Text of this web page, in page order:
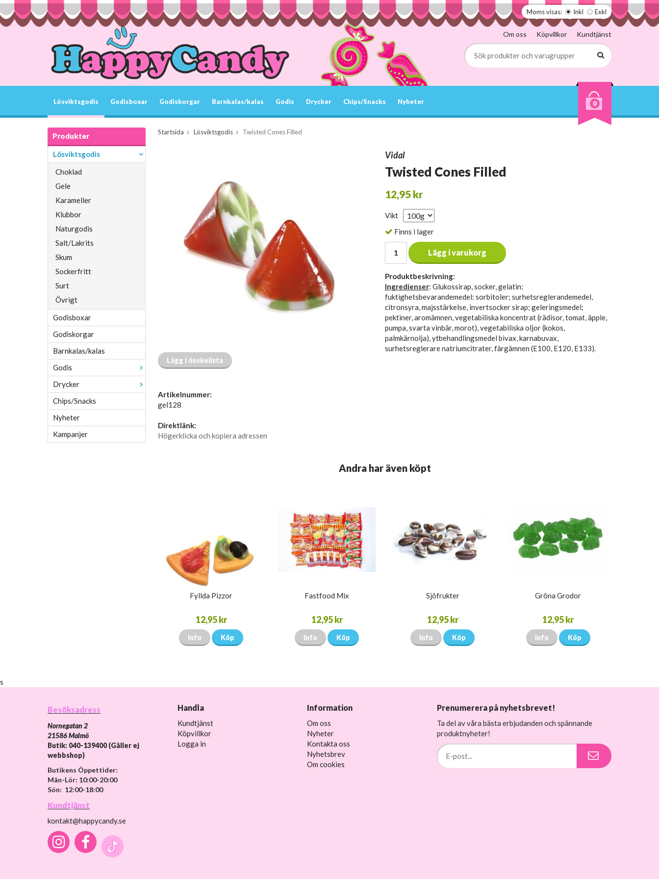
Moms visas: Inkl Exkl
Om oss Köpvillkor Kundtjänst
Lösviktsgodis Godisboxar Godiskorgar Barnkalas/kalas Godis Drycker Chips/Snacks Nyheter 0
Produkter
Lösviktsgodis
Choklad
Gele
Karameller
Klubbor
Naturgodis
Salt/Lakrits
Skum
Sockerfritt
Surt
Övrigt
Godisboxar
Godiskorgar
Barnkalas/kalas
Godis
Drycker
Chips/Snacks
Nyheter
Kampanjer
Startsida Lösviktsgodis Twisted Cones Filled
Vidal
Twisted Cones Filled
12,95 kr
Vikt
Finns i lager
Lägg i varukorg
Produktbeskrivning:
Ingredienser: Glukossirap, socker, gelatin;
fuktighetsbevarandemedel: sorbitoler; surhetsreglerandemedel,
citronsyra, majsstärkelse, invertsocker sirap; geleringsmedel;
pektiner, aromämnen, vegetabiliska koncentrat (rädisor, tomat, äpple,
pumpa, svarta vinbär, morot), vegetabiliska oljor (kokos,
palmkärnolja), ytbehandlingsmedel bivax, karnabuvax,
surhetsreglerare natriumcitrater, färgämnen (E100, E120, E133).
Lägg i önskelista
Artikelnummer:
gel128
Direktlänk:
Högerklicka och kopiera adressen
Andra har även köpt
Fyllda Pizzor
12,95 kr
Info Köp
Fastfood Mix
12,95 kr
Info Köp
Sjöfrukter
12,95 kr
Info Köp
Gröna Grodor
12,95 kr
Info Köp
s
Besöksadress
Nornegatan 2
21586 Malmö
Butik: 040-139400 (Gäller ej
webbshop)
Butikens Öppettider:
Mån-Lör: 10:00-20:00
Sön: 12:00-18:00
Kundtjänst
kontakt@happycandy.se
Handla
Kundtjänst
Köpvillkor
Logga in
Information
Om oss
Nyheter
Kontakta oss
Nyhetsbrev
Om cookies
Prenumerera på nyhetsbrevet!
Ta del av våra bästa erbjudanden och spännande
produktnyheter!